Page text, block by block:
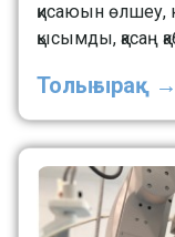
қисаюын өлшеу,
қысымды, қасаң
Толығырақ →